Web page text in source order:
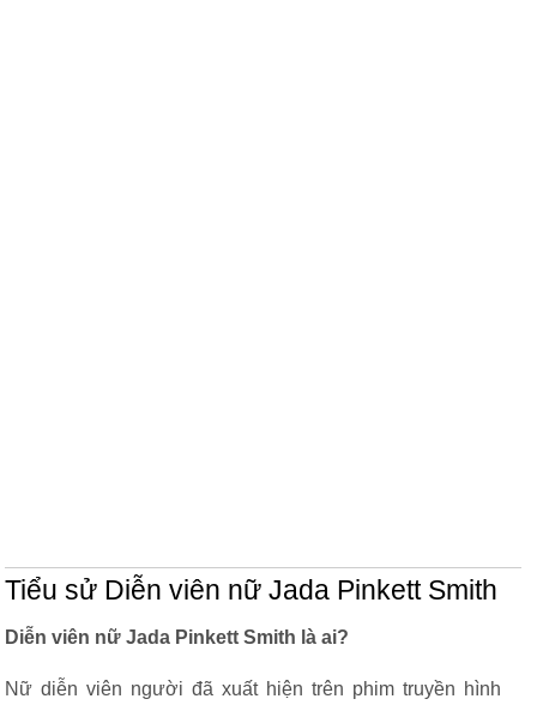
Tiểu sử Diễn viên nữ Jada Pinkett Smith
Diễn viên nữ Jada Pinkett Smith là ai?
Nữ diễn viên người đã xuất hiện trên phim truyền hình